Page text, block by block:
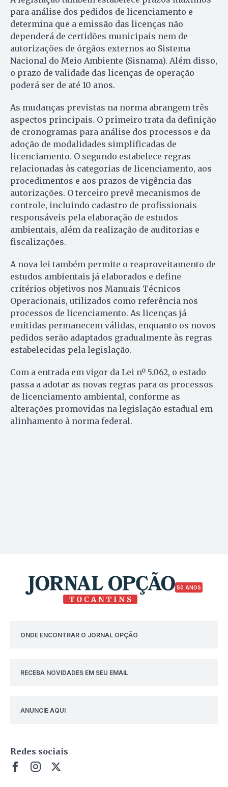
para análise dos pedidos de licenciamento e
determina que a emissão das licenças não
dependerá de certidões municipais nem de
autorizações de órgãos externos ao Sistema
Nacional do Meio Ambiente (Sisnama). Além disso,
o prazo de validade das licenças de operação
poderá ser de até 10 anos.
As mudanças previstas na norma abrangem três
aspectos principais. O primeiro trata da definição
de cronogramas para análise dos processos e da
adoção de modalidades simplificadas de
licenciamento. O segundo estabelece regras
relacionadas às categorias de licenciamento, aos
procedimentos e aos prazos de vigência das
autorizações. O terceiro prevê mecanismos de
controle, incluindo cadastro de profissionais
responsáveis pela elaboração de estudos
ambientais, além da realização de auditorias e
fiscalizações.
A nova lei também permite o reaproveitamento de
estudos ambientais já elaborados e define
critérios objetivos nos Manuais Técnicos
Operacionais, utilizados como referência nos
processos de licenciamento. As licenças já
emitidas permanecem válidas, enquanto os novos
pedidos serão adaptados gradualmente às regras
estabelecidas pela legislação.
Com a entrada em vigor da Lei nº 5.062, o estado
passa a adotar as novas regras para os processos
de licenciamento ambiental, conforme as
alterações promovidas na legislação estadual em
alinhamento à norma federal.
50 ANOS
ONDE ENCONTRAR O JORNAL OPÇÃO
RECEBA NOVIDADES EM SEU EMAIL
ANUNCIE AQUI
Redes sociais